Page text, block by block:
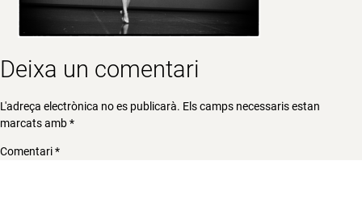
Deixa un comentari
L'adreça electrònica no es publicarà. Els camps necessaris estan
marcats amb*
Comentari*